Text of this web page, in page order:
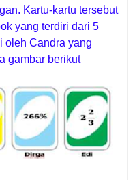
Kartu-kartu tersebut
yang terdiri dari 5
oleh Candra yang
gambar berikut